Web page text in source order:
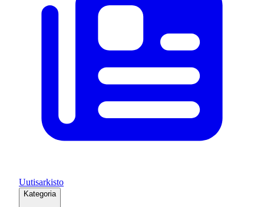
Uutisarkisto
Kategoria